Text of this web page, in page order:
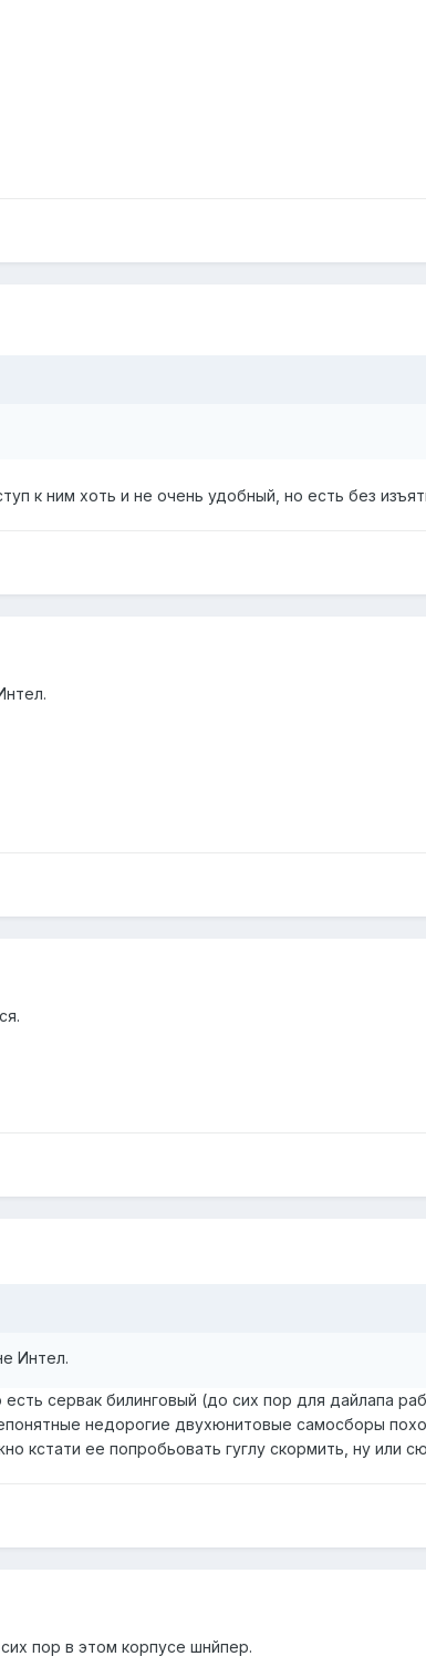
к ним хоть и не очень удобный, но есть без
Интел.
сервак билинговый (до сих пор для дайлапа
недорогие двухюнитовые самосборы
кстати ее попробьовать гуглу скормить, ну или
пор в этом корпусе шнйпер.